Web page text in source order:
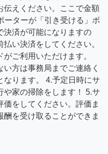
伝えください。ここで金額
ーターが「引き受ける」ボ
決済が可能になりますの
い決済をしてください。
ご利用いただけます。
方は事務局までご連絡く
なります。 4.予定日時にサ
や家の掃除をします！ 5.サ
をしてください。評価ま
を受け取ることができま